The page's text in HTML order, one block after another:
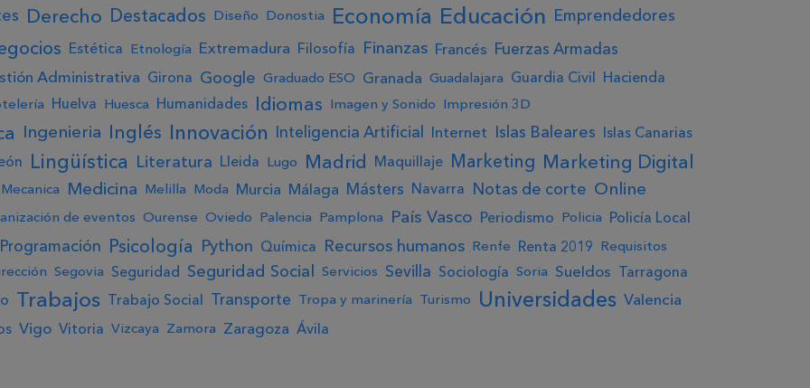
Derecho Destacados Diseño Donostia Economía Educación Emprendedores
Estética Etnología Extremadura Filosofía Finanzas Francés Fuerzas Armadas
Administrativa Girona Google Graduado ESO Granada Guadalajara Guardia Civil Hacienda
Huelva Huesca Humanidades Idiomas Imagen y Sonido Impresión 3D
Ingenieria Inglés Innovación Inteligencia Artificial Internet Islas Baleares Islas Canarias
Lingüística Literatura Lleida Lugo Madrid Maquillaje Marketing Marketing Digital
Mecanica Medicina Melilla Moda Murcia Málaga Másters Navarra Notas de corte Online
de eventos Ourense Oviedo Palencia Pamplona País Vasco Periodismo Policia Policía Local
Programación Psicología Python Química Recursos humanos Renfe Renta 2019 Requisitos
Segovia Seguridad Seguridad Social Servicios Sevilla Sociología Soria Sueldos Tarragona
Trabajos Trabajo Social Transporte Tropa y marinería Turismo Universidades Valencia
Vigo Vitoria Vizcaya Zamora Zaragoza Ávila